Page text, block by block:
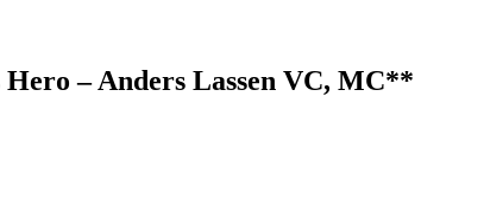
– Anders Lassen VC, MC**